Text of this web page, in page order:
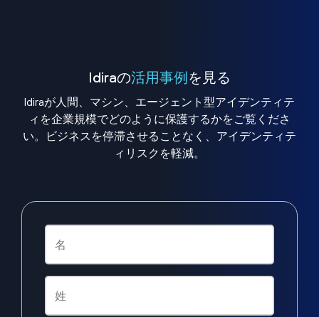
Idiraの活用事例を見る
Idiraが人間、マシン、エージェント型アイデンティテ
ィを企業規模でどのように保護するかをご覧くださ
い。ビジネスを停滞させることなく、アイデンティテ
ィリスクを軽減。